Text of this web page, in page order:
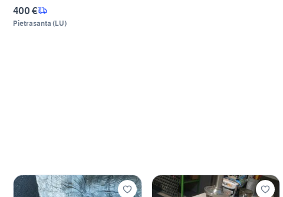
400 €
Pietrasanta (LU)